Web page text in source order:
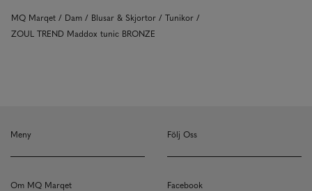
MQ Marqet Dam Blusar & Skjortor
Tunikor
ZOUL TREND Maddox tunic BRONZE
Meny
Om MQ Marqet
Följ Oss
Facebook